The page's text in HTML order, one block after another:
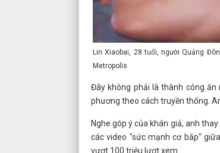
Lin Xiaobai, 28 tuổi, người Quảng
Metropolis
Đây không phải là thành công
phương theo cách truyền thống.
Nghe góp ý của khán giả, anh
các video "sức mạnh cơ bắp"
vượt 100 triệu lượt xem.